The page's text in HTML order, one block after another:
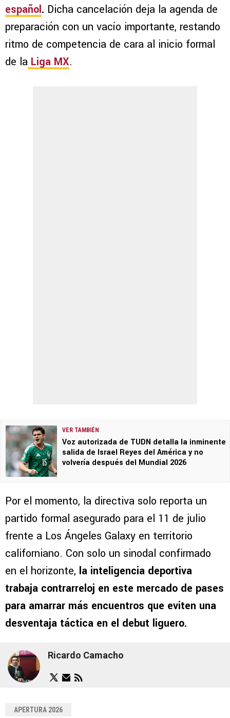
español. Dicha cancelación deja la agenda de
preparación con un vacío importante, restando
ritmo de competencia de cara al inicio formal
de la Liga MX.
VER TAMBIÉN
Voz autorizada de TUDN detalla la inminente
salida de Israel Reyes del América y no
volvería después del Mundial 2026
Por el momento, la directiva solo reporta un
partido formal asegurado para el 11 de julio
frente a Los Ángeles Galaxy en territorio
californiano. Con solo un sinodal confirmado
en el horizonte, la inteligencia deportiva
trabaja contrarreloj en este mercado de pases
para amarrar más encuentros que eviten una
desventaja táctica en el debut liguero.
Ricardo Camacho
APERTURA 2026